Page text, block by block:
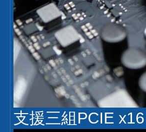
支援三組PCIE